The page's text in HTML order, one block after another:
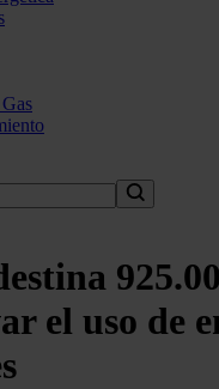
el uso de